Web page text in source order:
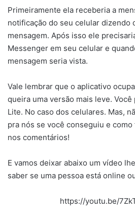
Primeiramente ela receberia a
notificação do seu celular dizendo
mensagem. Após isso ele
Messenger em seu celular e
mensagem seria vista.
Vale lembrar que o aplicativo
queira uma versão mais leve.
Lite. No caso dos celulares. Mas,
pra nós se você conseguiu e
nos comentários!
E vamos deixar abaixo um vídeo
saber se uma pessoa está online
https://youtu.be/